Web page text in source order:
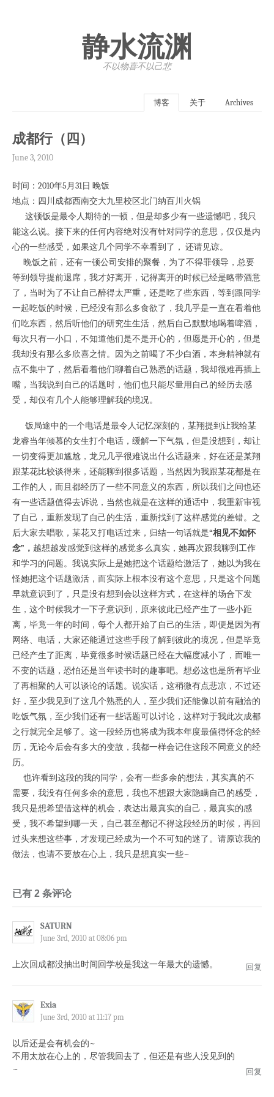
静水流渊
不以物喜·不以己悲
博客 关于 Archives
成都行（四）
June 3, 2010
时间：2010年5月31日 晚饭
地点：四川成都西南交大九里校区北门纳百川火锅
这顿饭是最令人期待的一顿，但是却多少有一些遗憾吧，我只
能这么说。接下来的任何内容绝对没有针对同学的意思，仅仅是内
心的一些感受，如果这几个同学不幸看到了， 还请见谅。
晚饭之前，还有一顿公司安排的聚餐，为了不得罪领导，总要
等到领导提前退席，我才好离开，记得离开的时候已经是略带酒意
了，当时为了不让自己醉得太严重，还是吃了些东西，等到跟同学
一起吃饭的时候，已经没有那么多食欲了，我几乎是一直在看着他
们吃东西，然后听他们的研究生生活，然后自己默默地喝着啤酒，
每次只有一小口，不知道他们是不是开心的，但愿是开心的，但是
我却没有那么多欣喜之情。因为之前喝了不少白酒，本身精神就有
点不集中了，然后看着他们聊着自己熟悉的话题，我却很难再插上
嘴，当我说到自己的话题时，他们也只能尽量用自己的经历去感
受，却仅有几个人能够理解我的境况。
饭局途中的一个电话是最令人记忆深刻的，某翔提到让我给某
龙睿当年倾慕的女生打个电话，缓解一下气氛，但是没想到，却让
一切变得更加尴尬，龙兄几乎很难说出什么话题来，好在还是某翔
跟某花比较谈得来，还能聊到很多话题，当然因为我跟某花都是在
工作的人，而且都经历了一些不同意义的东西，所以我们之间也还
有一些话题值得去诉说，当然也就是在这样的通话中，我重新审视
了自己，重新发现了自己的生活，重新找到了这样感觉的差错。之
后大家去唱歌，某花又打电话过来，归结一句话就是“相见不如怀
念”， 越想越发感觉到这样的感觉多么真实，她再次跟我聊到工作
和学习的问题。我说实际上是她把这个话题给激活了，她以为我在
怪她把这个话题激活，而实际上根本没有这个意思，只是这个问题
早就意识到了，只是没有想到会以这样方式，在这样的场合下发
生，这个时候我才一下子意识到，原来彼此已经产生了一些小距
离，毕竟一年的时间，每个人都开始了自己的生活，即便是因为有
网络、电话，大家还能通过这些手段了解到彼此的境况，但是毕竟
已经产生了距离，毕竟很多时候话题已经在大幅度减小了，而唯一
不变的话题，恐怕还是当年读书时的趣事吧。想必这也是所有毕业
了再相聚的人可以谈论的话题。说实话，这稍微有点悲凉，不过还
好，至少我见到了这几个熟悉的人，至少我们还能像以前有融洽的
吃饭气氛，至少我们还有一些话题可以讨论，这样对于我此次成都
之行就完全足够了。这一段经历也将成为我本年度最值得怀念的经
历，无论今后会有多大的变故，我都一样会记住这段不同意义的经
历。
也许看到这段的我的同学，会有一些多余的想法，其实真的不
需要，我没有任何多余的意思，我也不想跟大家隐瞒自己的感受，
我只是想希望借这样的机会，表达出最真实的自己，最真实的感
受，我不希望到哪一天，自己甚至都记不得这段经历的时候，再回
过头来想这些事，才发现已经成为一个不可知的迷了。请原谅我的
做法，也请不要放在心上，我只是想真实一些~
已有 2 条评论
SATURN
June 3rd, 2010 at 08:06 pm
上次回成都没抽出时间回学校是我这一年最大的遗憾。 回复
Exia
June 3rd, 2010 at 11:17 pm
以后还是会有机会的~
不用太放在心上的，尽管我回去了，但还是有些人没见到的
~
回复